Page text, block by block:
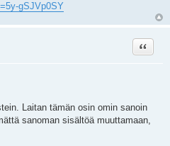
gSJVp0SY
Lainaa
Laitan tämän osin omin sanoin
sanoman sisältöä muuttamaan,